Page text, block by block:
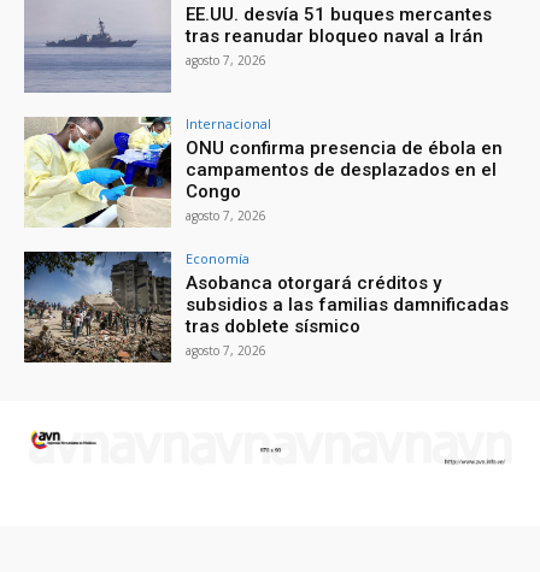
EE.UU. desvía 51 buques mercantes
tras reanudar bloqueo naval a Irán
agosto 7, 2026
Internacional
ONU confirma presencia de ébola en
campamentos de desplazados en el
Congo
agosto 7, 2026
Economía
Asobanca otorgará créditos y
subsidios a las familias damnificadas
tras doblete sísmico
agosto 7, 2026